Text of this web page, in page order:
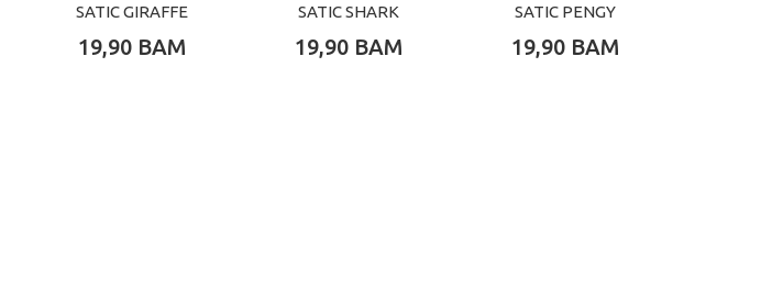
SATIC GIRAFFE
19,90 BAM
SATIC SHARK
19,90 BAM
SATIC PENGY
19,90 BAM